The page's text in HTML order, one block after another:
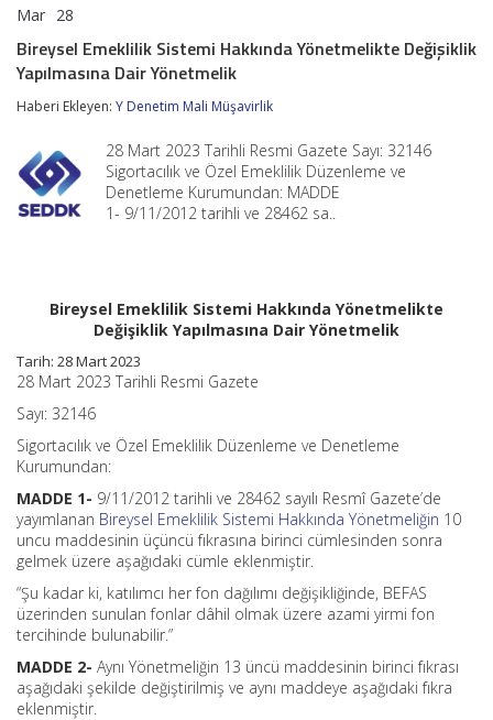
Mar 28
Sistemi
Hakkında
Değişiklik
Dair
Yönetmelik
için
Bireysel Emeklilik Sistemi Hakkında Yönetmelikte Değişiklik
Yapılmasına Dair Yönetmelik
Haberi Ekleyen: Y Denetim Mali Müşavirlik
28 Mart 2023 Tarihli Resmi Gazete Sayı: 32146
Sigortacılık ve Özel Emeklilik Düzenleme ve
Denetleme Kurumundan: MADDE
1- 9/11/2012 tarihli ve 28462 sa..
Bireysel Emeklilik Sistemi Hakkında Yönetmelikte
Değişiklik Yapılmasına Dair Yönetmelik
Tarih: 28 Mart 2023
28 Mart 2023 Tarihli Resmi Gazete
Sayı: 32146
Sigortacılık ve Özel Emeklilik Düzenleme ve Denetleme
Kurumundan:
MADDE 1- 9/11/2012 tarihli ve 28462 sayılı Resmî Gazete’de
yayımlanan Bireysel Emeklilik Sistemi Hakkında Yönetmeliğin 10
uncu maddesinin üçüncü fıkrasına birinci cümlesinden sonra
gelmek üzere aşağıdaki cümle eklenmiştir.
“Şu kadar ki, katılımcı her fon dağılımı değişikliğinde, BEFAS
üzerinden sunulan fonlar dâhil olmak üzere azami yirmi fon
tercihinde bulunabilir.”
MADDE 2- Aynı Yönetmeliğin 13 üncü maddesinin birinci fıkrası
aşağıdaki şekilde değiştirilmiş ve aynı maddeye aşağıdaki fıkra
eklenmiştir.